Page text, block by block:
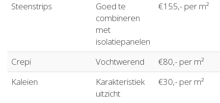
Steenstrips
Goed te
combineren
met
isolatiepanelen
€155,- per m²
Crepi Vochtwerend
€80,- per m²
Kaleien
Karakteristiek
uitzicht
€30,- per m²